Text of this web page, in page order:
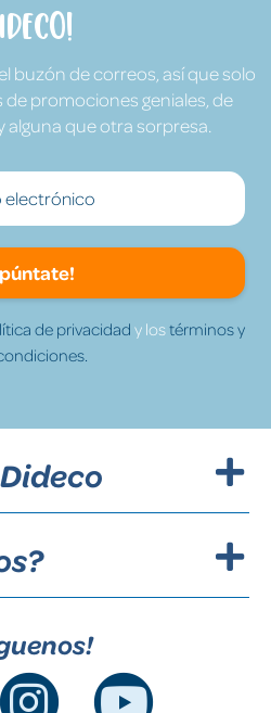
buzón de correos, así que solo
de promociones geniales, de
que otra sorpresa.
de privacidad y lostérminos y